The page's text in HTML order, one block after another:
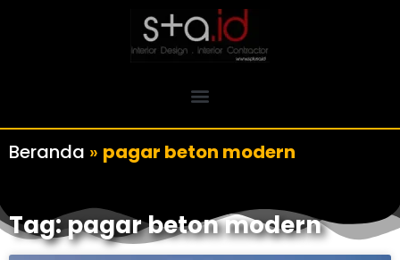
Beranda » pagar beton modern
Tag: pagar beton modern